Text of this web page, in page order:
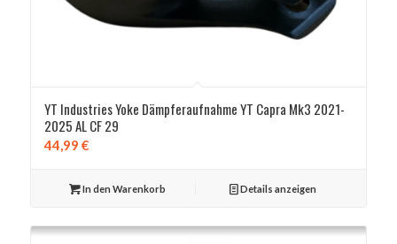
YT Industries Yoke Dämpferaufnahme YT Capra Mk3 2021-
2025 AL CF 29
44,99 €
In den Warenkorb Details anzeigen